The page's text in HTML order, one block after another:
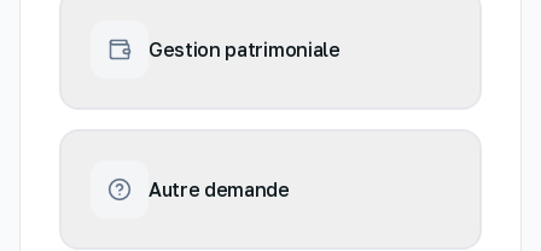
Gestion patrimoniale
Autre demande